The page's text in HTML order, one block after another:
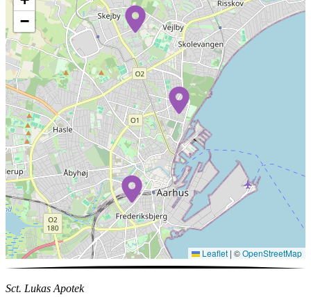
−
Leaflet | ©OpenStreetMap
Sct. Lukas Apotek